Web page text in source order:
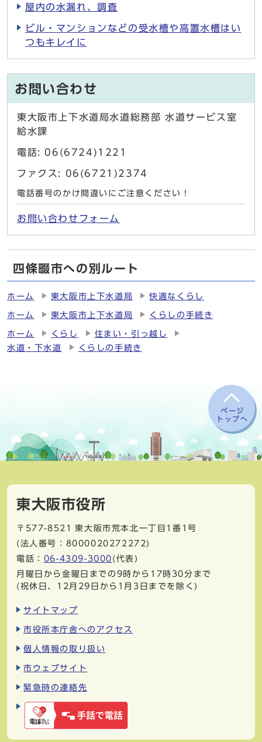
屋内の水漏れ、調査
ビル・マンションなどの受水槽や高置水槽はい
つもキレイに
お問い合わせ
東大阪市上下水道局水道総務部 水道サービス室
給水課
電話: 06(6724)1221
ファクス: 06(6721)2374
電話番号のかけ間違いにご注意ください！
お問い合わせフォーム
四條畷市への別ルート
ホーム 東大阪市上下水道局 快適なくらし
ホーム 東大阪市上下水道局 くらしの手続き
ホーム くらし
住まい・引っ越し
水道・下水道
くらしの手続き
ページ
トップへ
東大阪市役所
〒577-8521
東大阪市荒本北一丁目1番1号
(法人番号：8000020272272)
電話： 06-4309-3000 (代表)
月曜日から金曜日までの9時から17時30分まで
(祝休日、12月29日から1月3日までを除く)
サイトマップ
市役所本庁舎へのアクセス
個人情報の取り扱い
市ウェブサイト
緊急時の連絡先